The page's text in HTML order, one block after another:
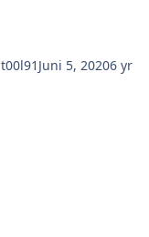
t00l91 Juni 5, 20206 yr